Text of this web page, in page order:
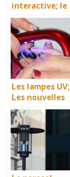
interactive; le
meilleur
cadeau pour
votre enfant
Les lampes UV;
Les nouvelles
stars de la
cosmétique